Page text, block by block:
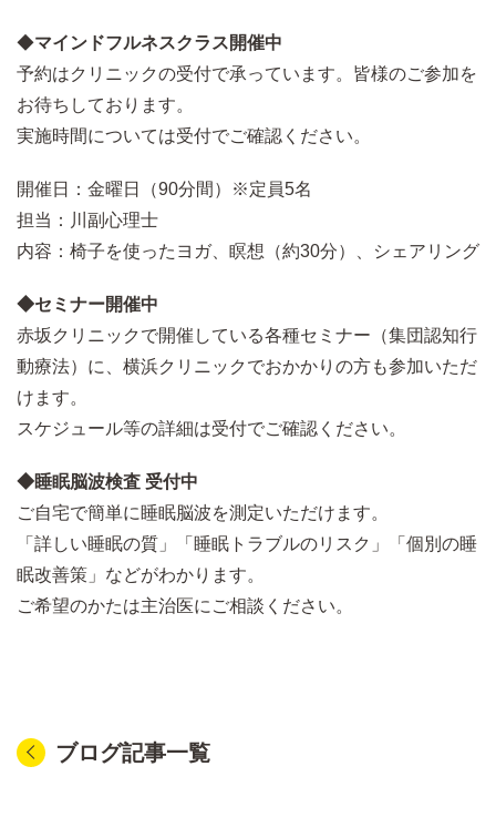
◆マインドフルネスクラス開催中
予約はクリニックの受付で承っています。皆様のご参加を
お待ちしております。
実施時間については受付でご確認ください。
開催日：金曜日（90分間）※定員5名
担当：川副心理士
内容：椅子を使ったヨガ、瞑想（約30分）、シェアリング
◆セミナー開催中
赤坂クリニックで開催している各種セミナー（集団認知行
動療法）に、横浜クリニックでおかかりの方も参加いただ
けます。
スケジュール等の詳細は受付でご確認ください。
◆睡眠脳波検査 受付中
ご自宅で簡単に睡眠脳波を測定いただけます。
「詳しい睡眠の質」「睡眠トラブルのリスク」「個別の睡
眠改善策」などがわかります。
ご希望のかたは主治医にご相談ください。
ブログ記事一覧